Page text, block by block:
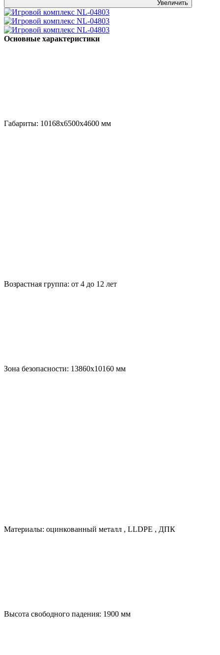
Увеличить
Основные характеристики
Габариты: 10168x6500x4600 мм
Возрастная группа: от 4 до 12 лет
Зона безопасности: 13860х10160 мм
Материалы: оцинкованный металл , LLDPE , ДПК
Высота свободного падения: 1900 мм